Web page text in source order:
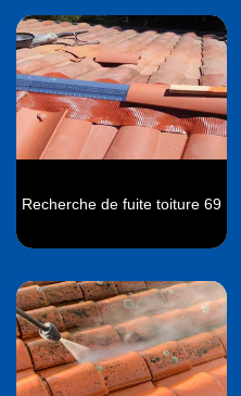
Recherche de fuite toiture 69